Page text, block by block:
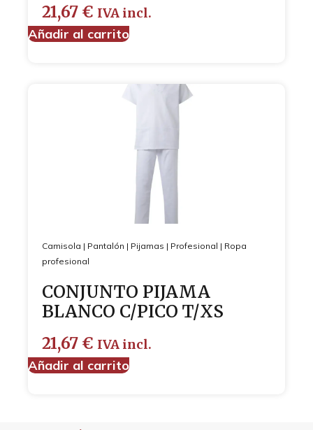
21,67 € IVA incl.
Añadir al carrito
Camisola | Pantalón | Pijamas | Profesional | Ropa
profesional
CONJUNTO PIJAMA
BLANCO C/PICO T/XS
21,67 € IVA incl.
Añadir al carrito